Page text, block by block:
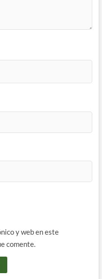
y web en este
comente.